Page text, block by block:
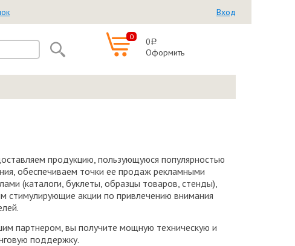
Вход
0 0a
Оформить
продукцию, пользующуюся популярностью
обеспечиваем точки ее продаж рекламными
(каталоги, буклеты, образцы товаров, стенды),
стимулирующие акции по привлечению внимания
партнером, вы получите мощную техническую и
поддержку.